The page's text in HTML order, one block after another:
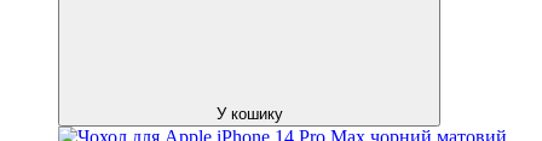
У кошику